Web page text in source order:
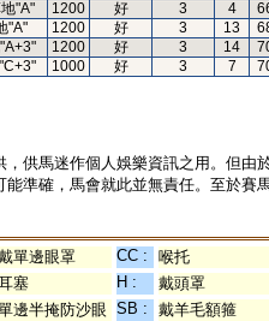
"A" 1200 好 3 4
"A" 1200 好 3 13
1200 好 3 14
1000 好 3 7
供馬迷作個人娛樂資訊之用。但
能準確，馬會就此並無責任。至於賽
單邊眼罩 CC :
喉托
塞 H :
戴頭罩
邊半掩防沙眼 SB : 戴羊毛額箍